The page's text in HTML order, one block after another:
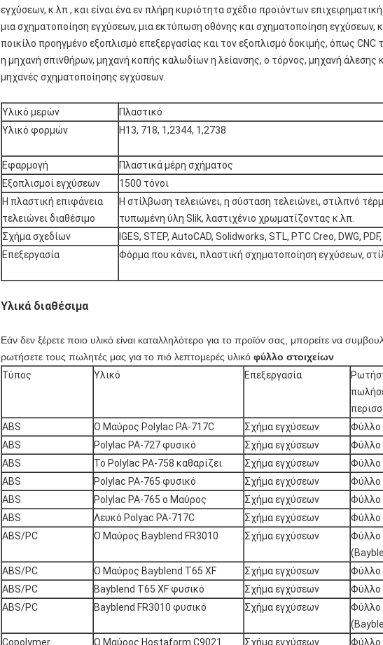
εγχύσεων, κ.λπ., και είναι ένα εν πλήρη κυριότητα σχέδιο προϊόντων
μια σχηματοποίηση εγχύσεων, μια εκτύπωση οθόνης και σχηματοποίηση εγχύσεων,
ποικίλο προηγμένο εξοπλισμό επεξεργασίας και τον εξοπλισμό δοκιμής, όπως
η μηχανή σπινθήρων, μηχανή κοπής καλωδίων η λείανσης, ο τόρνος, μηχανή άλεσης
μηχανές σχηματοποίησης εγχύσεων.
Υλικό μερών
Πλαστικό
Υλικό φορμών
H13, 718, 1,2344, 1,2738
Εφαρμογή
Πλαστικά μέρη σχήματος
Εξοπλισμοί εγχύσεων
1500 τόνοι
Η πλαστική επιφάνεια
τελειώνει διαθέσιμο
Η στίλβωση τελειώνει, η σύσταση τελειώνει, στιλπνό
τυπωμένη ύλη Slik, λαστιχένιο χρωματίζοντας κ.λπ.
Σχήμα σχεδίων
IGES, STEP, AutoCAD, Solidworks, STL, PTC Creo, DWG,
Επεξεργασία
Φόρμα που κάνει, πλαστική σχηματοποίηση εγχύσεων,
Υλικά διαθέσιμα
Εάν δεν ξέρετε ποιο υλικό είναι καταλληλότερο για το προϊόν σας, μπορείτε να
ρωτήσετε τους πωλητές μας για το πιό λεπτομερές υλικό φύλλο στοιχείων
Τύπος
Υλικό Επεξεργασία
ABS
Ο Μαύρος Polylac PA-717C Σχήμα εγχύσεων
Φύλλο
ABS
Polylac PA-727 φυσικό Σχήμα εγχύσεων
Φύλλο
ABS
Το Polylac PA-758 καθαρίζει Σχήμα εγχύσεων
Φύλλο
ABS
Polylac PA-765 φυσικό Σχήμα εγχύσεων
Φύλλο
ABS
Polylac PA-765 ο Μαύρος Σχήμα εγχύσεων
Φύλλο
ABS
Λευκό Polyac PA-717C Σχήμα εγχύσεων
Φύλλο
ABS/PC
Ο Μαύρος Bayblend FR3010 Σχήμα εγχύσεων
Φύλλο
ABS/PC
Ο Μαύρος Bayblend T65 XF Σχήμα εγχύσεων
Φύλλο
ABS/PC
Bayblend T65 XF φυσικό Σχήμα εγχύσεων
Φύλλο
ABS/PC
Bayblend FR3010 φυσικό Σχήμα εγχύσεων
Φύλλο
Copolymer
Ο Μαύρος Hostaform C9021 Σχήμα εγχύσεων Φύλλο